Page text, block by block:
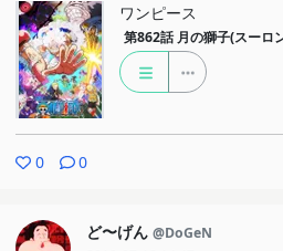
ワンピース
第862話 月の獅子(スーロ
0 0
ど〜げん @DoGeN